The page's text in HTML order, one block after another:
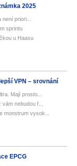
2025
priori...
sprintu
u Haasu
VPN – srovnání
Mají prosto...
nebudou f...
monstrum vysok...
EPCG